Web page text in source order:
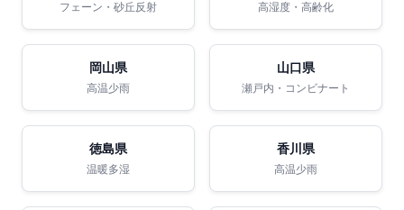
フェーン・砂丘反射 高湿度・高齢化
岡山県
高温少雨
山口県
瀬戸内・コンビナート
徳島県
温暖多湿
香川県
高温少雨